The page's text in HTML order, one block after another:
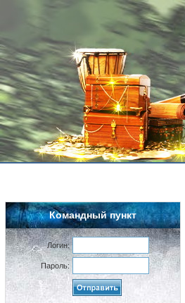
Командный пункт
Логин:
Пароль: